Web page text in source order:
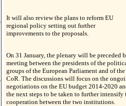
It will also review the plans to reform EU
regional policy setting out further
improvements to the proposals.
On 31 January, the plenary will be preceded
meeting between the presidents of the
groups of the European Parliament and of the
CoR. The discussions will focus on the
negotiations on the EU budget 2014-2020
the next steps to be taken to further intensify
cooperation between the two institutions.